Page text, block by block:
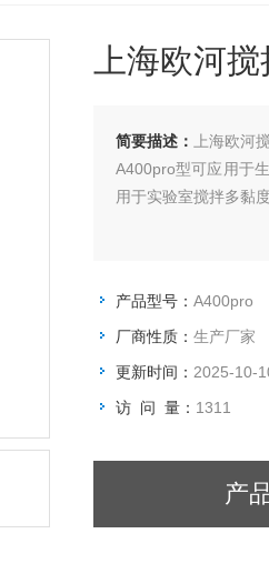
上海欧河
简要描述：
上海欧河
A400pro型可应用于
用于实验室搅拌多黏
产品型号： A400pro
厂商性质： 生产厂家
更新时间： 2025-10-
访 问 量： 1311
产